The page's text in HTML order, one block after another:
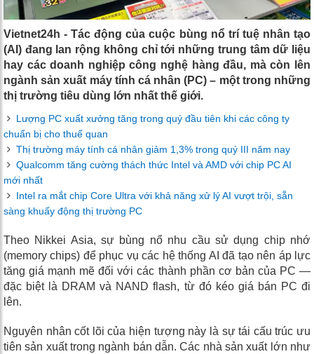
Vietnet24h - Tác động của cuộc bùng nổ trí tuệ nhân tạo
(AI) đang lan rộng không chỉ tới những trung tâm dữ liệu
hay các doanh nghiệp công nghệ hàng đầu, mà còn lên
ngành sản xuất máy tính cá nhân (PC) – một trong những
thị trường tiêu dùng lớn nhất thế giới.
Lượng PC xuất xưởng tăng trong quý đầu tiên khi các công ty
chuẩn bị cho thuế quan
Thị trường máy tính cá nhân giảm 1,3% trong quý III năm nay
Qualcomm tăng cường thách thức Intel và AMD với chip PC AI
mới nhất
Intel ra mắt chip Core Ultra với khả năng xử lý AI vượt trội, sẵn
sàng khuấy động thị trường PC
Theo Nikkei Asia, sự bùng nổ nhu cầu sử dụng chip nhớ
(memory chips) để phục vụ các hệ thống AI đã tạo nên áp lực
tăng giá mạnh mẽ đối với các thành phần cơ bản của PC —
đặc biệt là DRAM và NAND flash, từ đó kéo giá bán PC đi
lên.
Nguyên nhân cốt lõi của hiện tượng này là sự tái cấu trúc ưu
tiên sản xuất trong ngành bán dẫn. Các nhà sản xuất lớn như